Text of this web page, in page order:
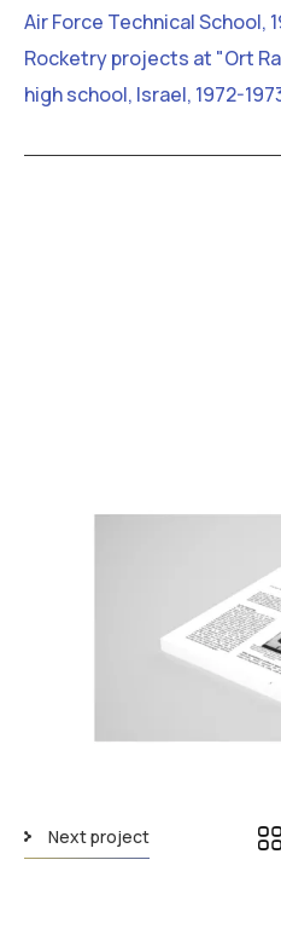
Air Force Technical School,
Rocketry projects at "Ort
high school, Israel, 1972-
Next project